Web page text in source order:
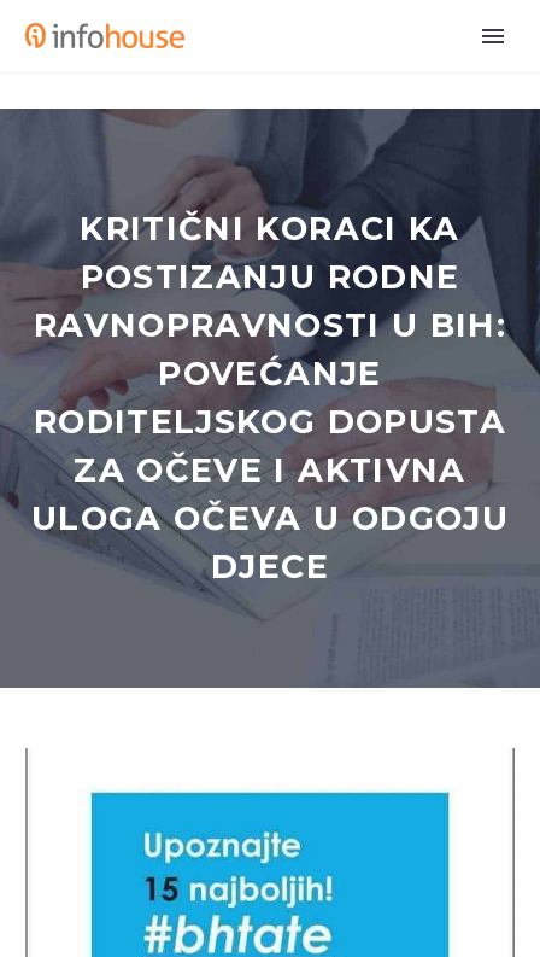
KRITIČNI KORACI KA
POSTIZANJU RODNE
RAVNOPRAVNOSTI U BIH:
POVEĆANJE
RODITELJSKOG DOPUSTA
ZA OČEVE I AKTIVNA
ULOGA OČEVA U ODGOJU
DJECE